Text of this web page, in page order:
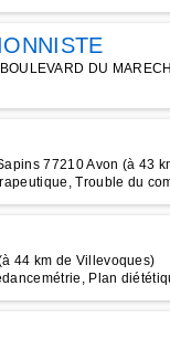
DU
77210 Avon (à 43
Trouble du
44 km de Villevoques)
Plan